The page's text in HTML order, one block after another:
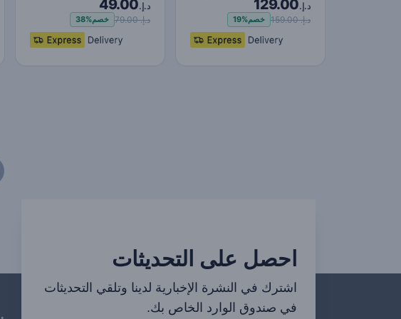
النوع C شاحن سريع ر…
د.إ.129.00
د.إ. 159.00 خصم19%
Dual Quick Charger USB
وT…
د.إ.49.00
د.إ. 79.00 خصم38%
احصل على التحديثات
اشترك في النشرة الإخبارية لدينا وتلقي التحديثات
في صندوق الوارد الخاص بك.